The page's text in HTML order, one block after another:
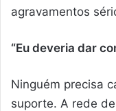
agravamentos
“Eu deveria dar
Ninguém precisa
suporte. A rede